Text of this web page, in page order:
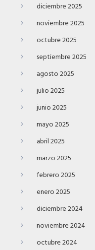
diciembre 2025
noviembre 2025
octubre 2025
septiembre 2025
agosto 2025
julio 2025
junio 2025
mayo 2025
abril 2025
marzo 2025
febrero 2025
enero 2025
diciembre 2024
noviembre 2024
octubre 2024